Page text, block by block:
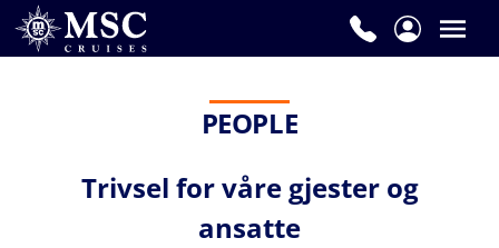
PEOPLE
Trivsel for våre gjester og
ansatte